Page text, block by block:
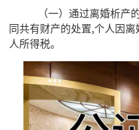
（一）通过离婚析产的
同共有财产的处置,个人因
人所得税。